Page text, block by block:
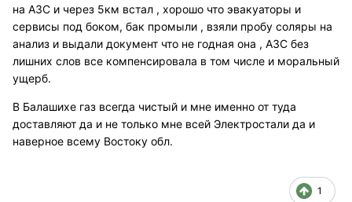
на АЗС и через 5км встал , хорошо что эвакуаторы и
сервисы под боком, бак промыли , взяли пробу соляры на
анализ и выдали документ что не годная она , АЗС без
лишних слов все компенсировала в том числе и моральный
ущерб.
В Балашихе газ всегда чистый и мне именно от туда
доставляют да и не только мне всей Электростали да и
наверное всему Востоку обл.
1